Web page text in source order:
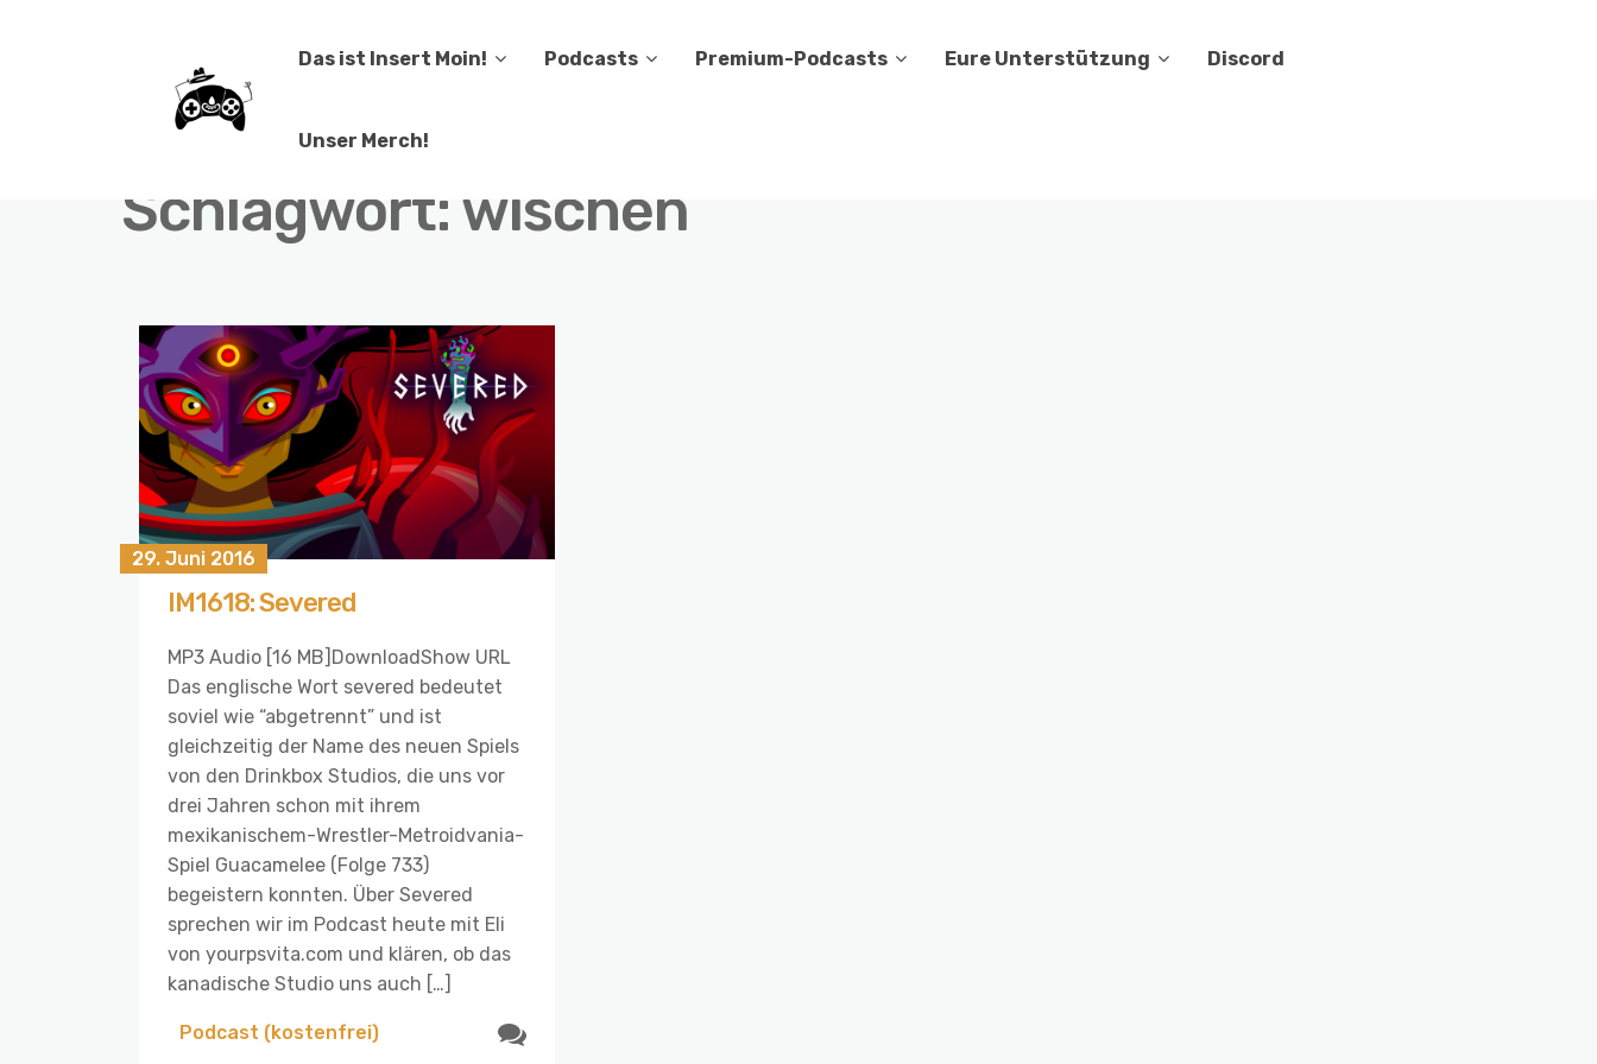
Das ist Insert Moin! Podcasts Premium-Podcasts Eure Unterstützung Discord
Unser Merch!
Schlagwort: wischen
29. Juni 2016
IM1618: Severed
MP3 Audio [16 MB]DownloadShow URL
Das englische Wort severed bedeutet
soviel wie “abgetrennt” und ist
gleichzeitig der Name des neuen Spiels
von den Drinkbox Studios, die uns vor
drei Jahren schon mit ihrem
mexikanischem-Wrestler-Metroidvania-
Spiel Guacamelee (Folge 733)
begeistern konnten. Über Severed
sprechen wir im Podcast heute mit Eli
von yourpsvita.com und klären, ob das
kanadische Studio uns auch […]
Podcast (kostenfrei)